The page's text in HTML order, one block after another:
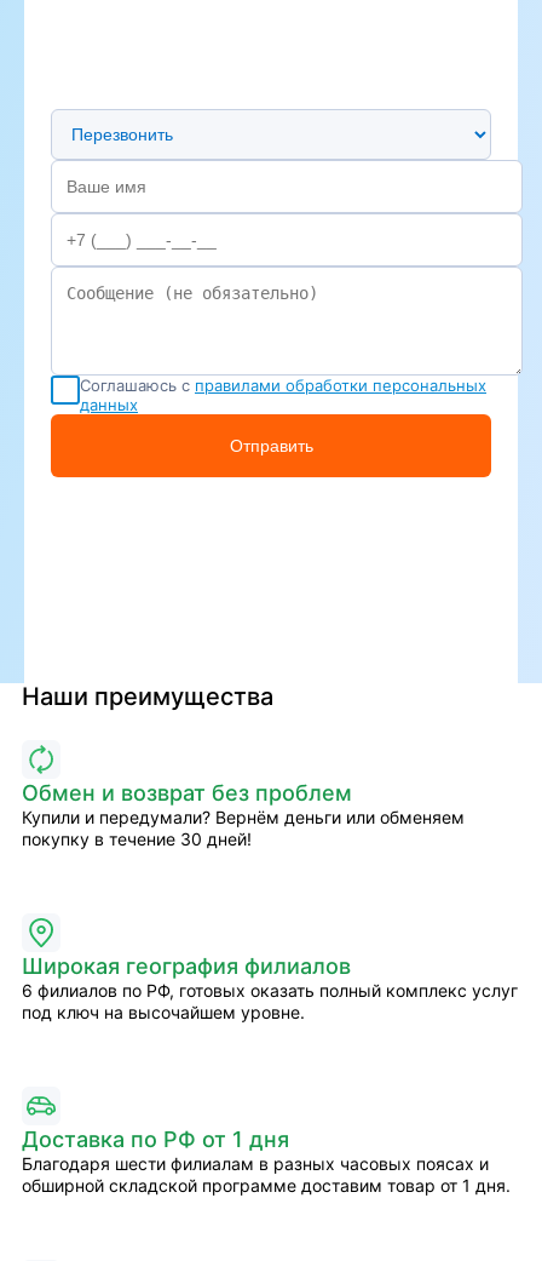
Предпочтительный способ связи
Соглашаюсь с правилами обработки персональных
данных
Отправить
Наши преимущества
Обмен и возврат без проблем
Купили и передумали? Вернём деньги или обменяем
покупку в течение 30 дней!
Широкая география филиалов
6 филиалов по РФ, готовых оказать полный комплекс услуг
под ключ на высочайшем уровне.
Доставка по РФ от 1 дня
Благодаря шести филиалам в разных часовых поясах и
обширной складской программе доставим товар от 1 дня.